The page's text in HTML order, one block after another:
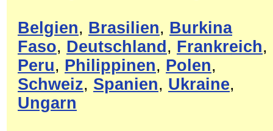
Belgien, Brasilien, Burkina
Faso, Deutschland , Frankreich,
Peru, Philippinen, Polen,
Schweiz, Spanien, Ukraine,
Ungarn